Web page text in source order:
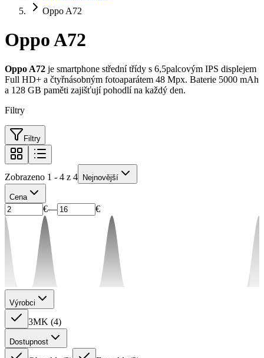
Oppo A72
Oppo A72
Oppo A72 je smartphone střední třídy s 6,5palcovým IPS displejem
Full HD+ a čtyřnásobným fotoaparátem 48 Mpx. Baterie 5000 mAh
a 128 GB paměti zajišťují pohodlí na každý den.
Filtry
Filtry
Zobrazeno 1 - 4 z 4 Nejnovější
Cena
€— €
Výrobci
3MK (4)
Dostupnost